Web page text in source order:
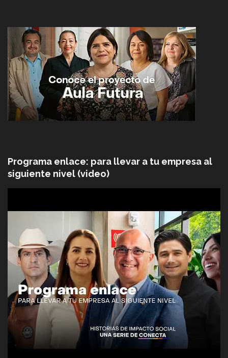
Programa enlace: para llevar a tu empresa al
siguiente nivel (video)